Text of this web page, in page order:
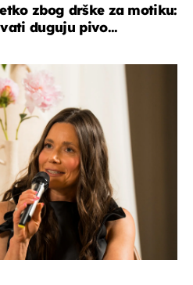
zbog drške za motiku:
duguju pivo...